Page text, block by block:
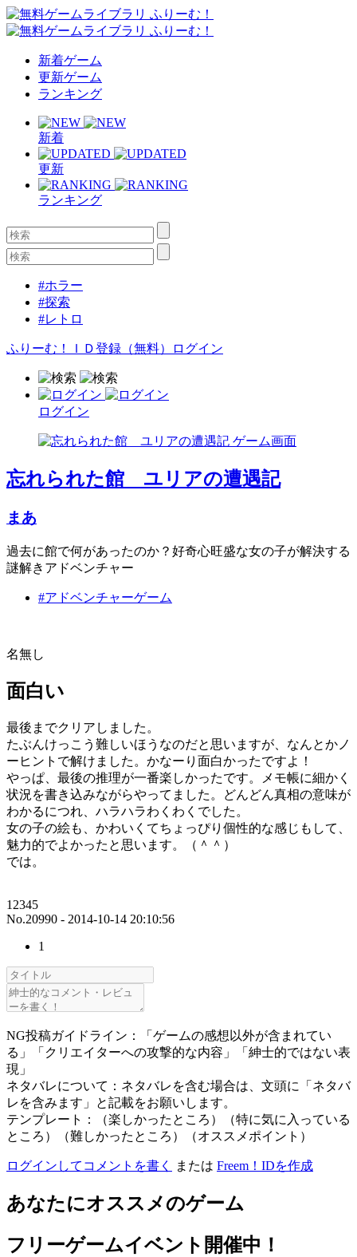
新着ゲーム
更新ゲーム
ランキング
新着
更新
ランキング
#ホラー
#探索
#レトロ
ふりーむ！ＩＤ登録（無料） ログイン
ログイン
忘れられた館 ユリアの遭遇記
まあ
過去に館で何があったのか？好奇心旺盛な女の子が解決する
謎解きアドベンチャー
#アドベンチャーゲーム
名無し
面白い
最後までクリアしました。
たぶんけっこう難しいほうなのだと思いますが、なんとかノ
ーヒントで解けました。かなーり面白かったですよ！
やっぱ、最後の推理が一番楽しかったです。メモ帳に細かく
状況を書き込みながらやってました。どんどん真相の意味が
わかるにつれ、ハラハラわくわくでした。
女の子の絵も、かわいくてちょっぴり個性的な感じもして、
魅力的でよかったと思います。（＾＾）
では。
12345
No.20990 - 2014-10-14 20:10:56
1
NG投稿ガイドライン：「ゲームの感想以外が含まれてい
る」「クリエイターへの攻撃的な内容」「紳士的ではない表
現」
ネタバレについて：ネタバレを含む場合は、文頭に「ネタバ
レを含みます」と記載をお願いします。
テンプレート：（楽しかったところ）（特に気に入っている
ところ）（難しかったところ）（オススメポイント）
ログインしてコメントを書く または Freem！IDを作成
あなたにオススメのゲーム
フリーゲームイベント開催中！